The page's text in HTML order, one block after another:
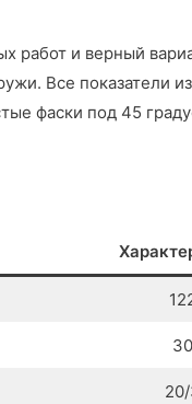
работ и верный
Все показатели
фаски под 45